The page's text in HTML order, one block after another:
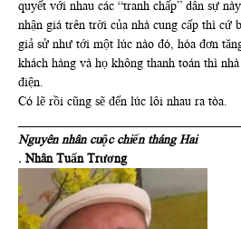
quyết với nhau các “tranh chấp” dân sự
nhận giá trên trời của nhà cung cấp thì cứ
giả sử như tới một lúc nào đó, hóa đơn
khách hàng và họ không thanh toán thì
điện.
Có lẽ rồi cũng sẽ đến lúc lôi nhau ra tòa.
Nguyên nhân cuộc chiến tháng Hai
. Nhân Tuấn Trương